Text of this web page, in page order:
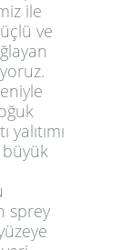
ile
ve
büyük
sprey